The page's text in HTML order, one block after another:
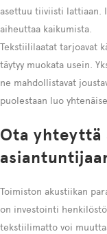
asettuu tiiviisti lattiaan.
aiheuttaa kaikumista.
Tekstiililaatat tarjoavat
täytyy muokata usein.
ne mahdollistavat
puolestaan luo
Ota yhteyttä
Toimiston akustiikan
on investointi
tekstiilimatto voi